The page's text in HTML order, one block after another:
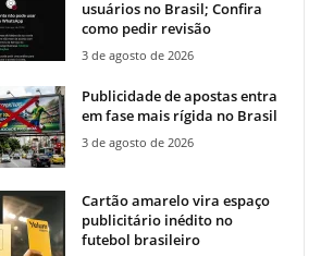
usuários no Brasil; Confira
como pedir revisão
3 de agosto de 2026
Publicidade de apostas entra
em fase mais rígida no Brasil
3 de agosto de 2026
Cartão amarelo vira espaço
publicitário inédito no
futebol brasileiro